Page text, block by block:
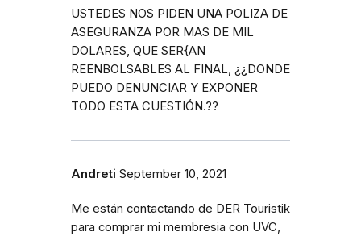
USTEDES NOS PIDEN UNA POLIZA DE
ASEGURANZA POR MAS DE MIL
DOLARES, QUE SER{AN
REENBOLSABLES AL FINAL, ¿¿DONDE
PUEDO DENUNCIAR Y EXPONER
TODO ESTA CUESTIÓN.??
Andreti September 10, 2021
Me están contactando de DER Touristik
para comprar mi membresia con UVC,